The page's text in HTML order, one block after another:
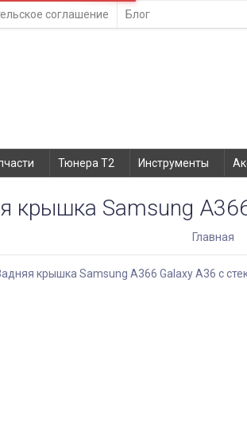
соглашение Блог
Тюнера T2 Инструменты
крышка Samsung
Главная